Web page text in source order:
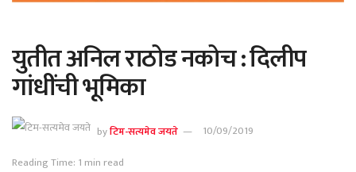
युतीत अनिल राठोड नकोच : दिलीप
गांधींची भूमिका
byटिम-सत्यमेव जयते
10/09/2019
Reading Time: 1 min read